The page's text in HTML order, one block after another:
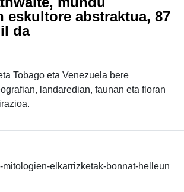
eskultore abstraktua, 87
da
Tobago eta Venezuela bere
landaredian, faunan eta floran